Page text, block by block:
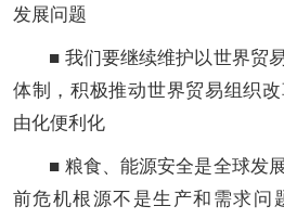
发展问题
■ 我们要继续维护以世界贸
体制，积极推动世界贸易组织
由化便利化
■ 粮食、能源安全是全球发
前危机根源不是生产和需求问